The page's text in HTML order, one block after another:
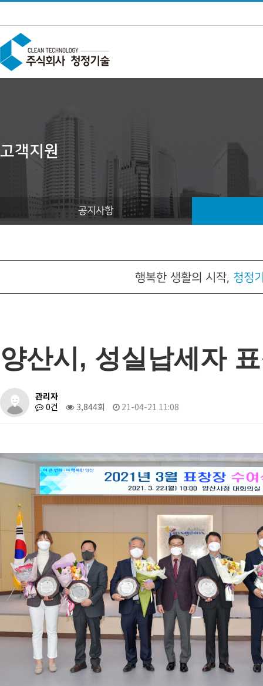
고객지원
공지사항
행복한 생활의 시작, 청정
양산시, 성실납세자
관리자
0건
3,844회 21-04-21 11:08